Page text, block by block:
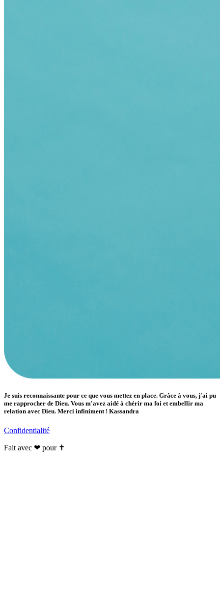
Je suis reconnaissante pour ce que vous mettez en place. Grâce à vous, j'ai pu
me rapprocher de Dieu. Vous m'avez aidé à chérir ma foi et embellir ma
relation avec Dieu. Merci infiniment ! Kassandra
Confidentialité
Fait avec ❤ pour ✝️️